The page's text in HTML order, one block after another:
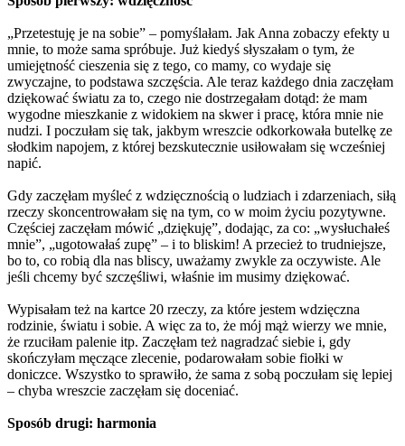
„Przetestuję je na sobie” – pomyślałam. Jak Anna zobaczy efekty u
mnie, to może sama spróbuje. Już kiedyś słyszałam o tym, że
umiejętność cieszenia się z tego, co mamy, co wydaje się
zwyczajne, to podstawa szczęścia. Ale teraz każdego dnia zaczęłam
dziękować światu za to, czego nie dostrzegałam dotąd: że mam
wygodne mieszkanie z widokiem na skwer i pracę, która mnie nie
nudzi. I poczułam się tak, jakbym wreszcie odkorkowała butelkę ze
słodkim napojem, z której bezskutecznie usiłowałam się wcześniej
napić.
Gdy zaczęłam myśleć z wdzięcznością o ludziach i zdarzeniach, siłą
rzeczy skoncentrowałam się na tym, co w moim życiu pozytywne.
Częściej zaczęłam mówić „dziękuję”, dodając, za co: „wysłuchałeś
mnie”, „ugotowałaś zupę” – i to bliskim! A przecież to trudniejsze,
bo to, co robią dla nas bliscy, uważamy zwykle za oczywiste. Ale
jeśli chcemy być szczęśliwi, właśnie im musimy dziękować.
Wypisałam też na kartce 20 rzeczy, za które jestem wdzięczna
rodzinie, światu i sobie. A więc za to, że mój mąż wierzy we mnie,
że rzuciłam palenie itp. Zaczęłam też nagradzać siebie i, gdy
skończyłam męczące zlecenie, podarowałam sobie fiołki w
doniczce. Wszystko to sprawiło, że sama z sobą poczułam się lepiej
– chyba wreszcie zaczęłam się doceniać.
Sposób drugi: harmonia